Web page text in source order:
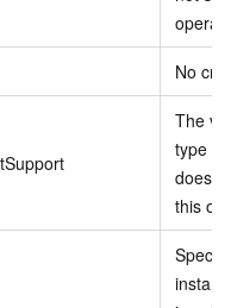
No
The
type
does
this